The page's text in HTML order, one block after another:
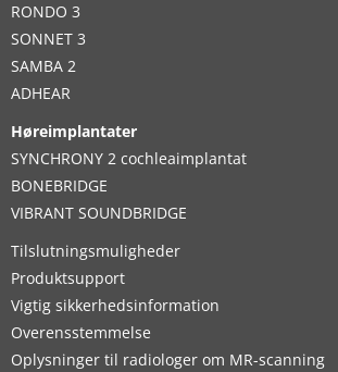
RONDO 3
SONNET 3
SAMBA 2
ADHEAR
Høreimplantater
SYNCHRONY 2 cochleaimplantat
BONEBRIDGE
VIBRANT SOUNDBRIDGE
Tilslutningsmuligheder
Produktsupport
Vigtig sikkerhedsinformation
Overensstemmelse
Oplysninger til radiologer om MR-scanning